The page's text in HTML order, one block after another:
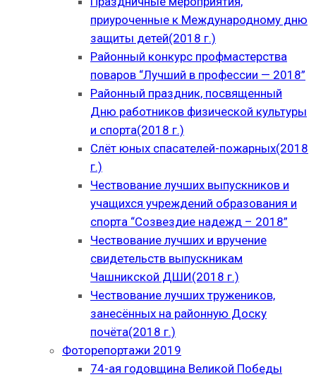
приуроченные к Международному дню
защиты детей(2018 г.)
Районный конкурс профмастерства
поваров “Лучший в профессии — 2018”
Районный праздник, посвященный
Дню работников физической культуры
и спорта(2018 г.)
Слёт юных спасателей-пожарных(2018
г.)
Чествование лучших выпускников и
учащихся учреждений образования и
спорта “Созвездие надежд – 2018”
Чествование лучших и вручение
свидетельств выпускникам
Чашникской ДШИ(2018 г.)
Чествование лучших тружеников,
занесённых на районную Доску
почёта(2018 г.)
Фоторепортажи 2019
74-ая годовщина Великой Победы